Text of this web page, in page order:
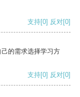
支持[0] 反对[0]
的需求选择学习方
支持[0] 反对[0]